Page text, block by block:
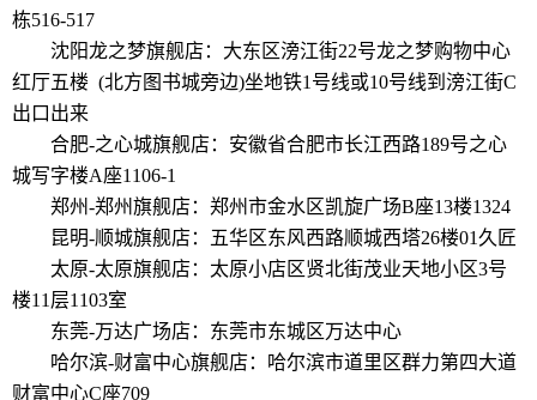
栋516-517
沈阳龙之梦旗舰店：大东区滂江街22号龙之梦购物中心
红厅五楼 (北方图书城旁边)坐地铁1号线或10号线到滂江街C
出口出来
合肥-之心城旗舰店：安徽省合肥市长江西路189号之心
城写字楼A座1106-1
郑州-郑州旗舰店：郑州市金水区凯旋广场B座13楼1324
昆明-顺城旗舰店：五华区东风西路顺城西塔26楼01久匠
太原-太原旗舰店：太原小店区贤北街茂业天地小区3号
楼11层1103室
东莞-万达广场店：东莞市东城区万达中心
哈尔滨-财富中心旗舰店：哈尔滨市道里区群力第四大道
财富中心C座709